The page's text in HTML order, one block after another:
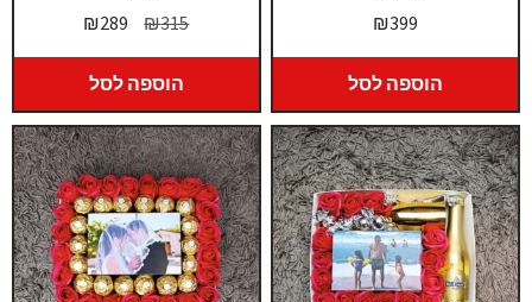
₪315
המחיר
היה:
₪315.
₪289
המחיר
₪289.
הוספה לסל
₪399
הוספה לסל